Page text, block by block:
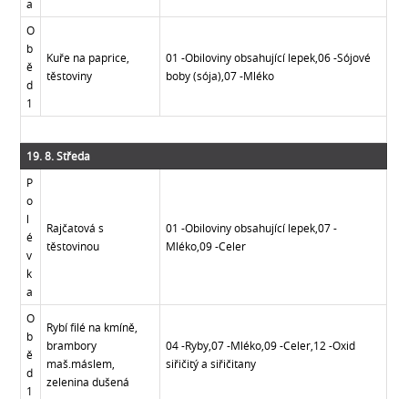
a
O
b
ě
d
1
Kuře na paprice,
těstoviny
01 -Obiloviny obsahující lepek,06 -Sójové
boby (sója),07 -Mléko
19. 8. Středa
P
o
l
é
v
k
a
Rajčatová s
těstovinou
01 -Obiloviny obsahující lepek,07 -
Mléko,09 -Celer
O
b
ě
d
1
Rybí filé na kmíně,
brambory
maš.máslem,
zelenina dušená
04 -Ryby,07 -Mléko,09 -Celer,12 -Oxid
siřičitý a siřičitany